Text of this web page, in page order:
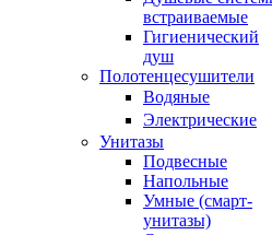
встраиваемые
Гигиенический
душ
Полотенцесушители
ㅤВодяные
ㅤЭлектрические
Унитазы
Подвесные
Напольные
Умные (смарт-
унитазы)